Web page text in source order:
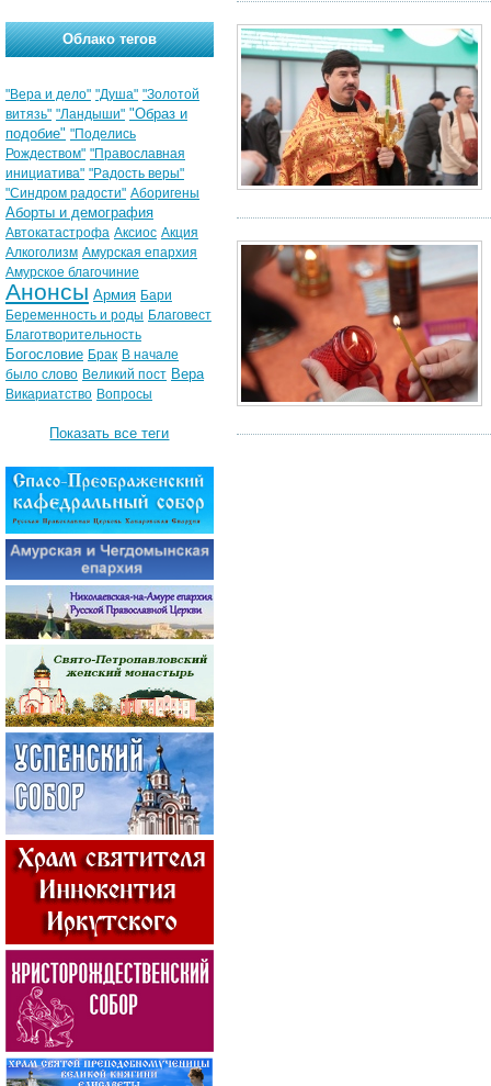
Облако тегов
"Вера и дело" "Душа" "Золотой
витязь" "Ландыши" "Образ и
подобие" "Поделись
Рождеством" "Православная
инициатива" "Радость веры"
"Синдром радости" Аборигены
Аборты и демография
Автокатастрофа Аксиос Акция
Алкоголизм Амурская епархия
Амурское благочиние
Анонсы Армия Бари
Беременность и роды Благовест
Благотворительность
Богословие Брак В начале
было слово Великий пост Вера
Викариатство Вопросы
Показать все теги